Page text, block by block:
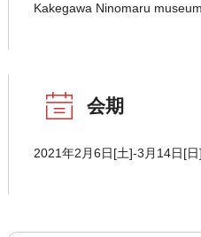
Kakegawa Ninomaru
会期
2021年2月6日[土]-3月14日[日]